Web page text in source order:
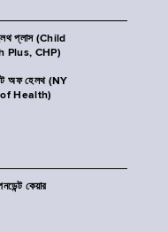
প্লাস (Child
Plus, CHP)
অফ হেলথ (NY
Health)
কেয়ার